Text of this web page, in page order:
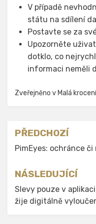
V případě
státu na sdílení
Postavte se za
Upozorněte
dotklo, co
informaci neměli
Zveřejněno v Malá
Navigace
pro
příspěvek
PŘEDCHOZÍ
PimEyes: ochránce
NÁSLEDUJÍCÍ
Slevy pouze v
žije digitálně